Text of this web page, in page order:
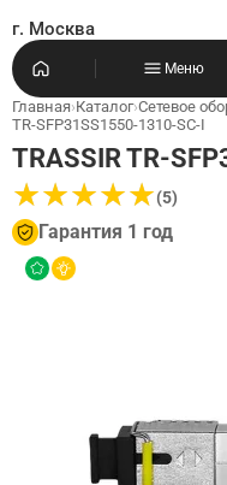
г. Москва
Меню
Главная›Каталог›Сетевое
TR-SFP31SS1550-1310-SC-I
TRASSIR TR-
★★★★★
★★★★★(5)
Гарантия 1 год